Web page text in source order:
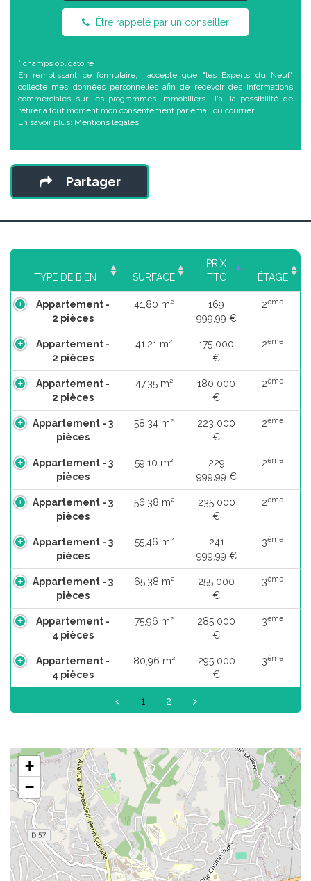
Être rappelé par un conseiller
* champs obligatoire
En remplissant ce formulaire, j'accepte que "les Experts du Neuf"
collecte mes données personnelles afin de recevoir des informations
commerciales sur les programmes immobiliers. J'ai la possibilité de
retirer à tout moment mon consentement par email ou courrier.
En savoir plus: Mentions légales
Partager
TYPE DE BIEN SURFACE
PRIX
TTC
ÉTAGE
Appartement -
2 pièces
41,80 m²
169
999,99 €
2ème
Appartement -
2 pièces
41,21 m²
175 000
€
2ème
Appartement -
2 pièces
47,35 m²
180 000
€
2ème
Appartement - 3
pièces
58,34 m²
223 000
€
2ème
Appartement - 3
pièces
59,10 m²
229
999,99 €
2ème
Appartement - 3
pièces
56,38 m²
235 000
€
2ème
Appartement - 3
pièces
55,46 m²
241
999,99 €
3ème
Appartement - 3
pièces
65,38 m²
255 000
€
3ème
Appartement -
4 pièces
75,96 m²
285 000
€
3ème
Appartement -
4 pièces
80,96 m²
295 000
€
3ème
< 1 2 >
+
−